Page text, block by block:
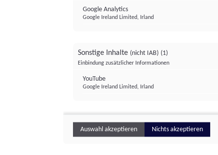
Google Analytics
Google Ireland Limited, Irland
Sonstige Inhalte (nicht IAB) (1)
Einbindung zusätzlicher Informationen
YouTube
Google Ireland Limited, Irland
Auswahl akzeptieren Nichts akzeptieren